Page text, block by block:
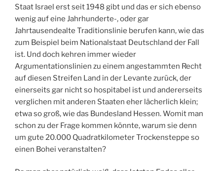
Staat Israel erst seit 1948 gibt und das er sich ebenso
wenig auf eine Jahrhunderte-, oder gar
Jahrtausendealte Traditionslinie berufen kann, wie das
zum Beispiel beim Nationalstaat Deutschland der Fall
ist. Und doch kehren immer wieder
Argumentationslinien zu einem angestammten Recht
auf diesen Streifen Land in der Levante zurück, der
einerseits gar nicht so hospitabel ist und andererseits
verglichen mit anderen Staaten eher lächerlich klein;
etwa so groß, wie das Bundesland Hessen. Womit man
schon zu der Frage kommen könnte, warum sie denn
um gute 20.000 Quadratkilometer Trockensteppe so
einen Bohei veranstalten?